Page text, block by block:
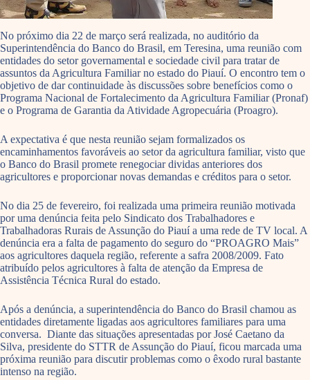
No próximo dia 22 de março será realizada, no auditório da
Superintendência do Banco do Brasil, em Teresina, uma reunião com
entidades do setor governamental e sociedade civil para tratar de
assuntos da Agricultura Familiar no estado do Piauí. O encontro tem o
objetivo de dar continuidade às discussões sobre benefícios como o
Programa Nacional de Fortalecimento da Agricultura Familiar (Pronaf)
e o Programa de Garantia da Atividade Agropecuária (Proagro).
A expectativa é que nesta reunião sejam formalizados os
encaminhamentos favoráveis ao setor da agricultura familiar, visto que
o Banco do Brasil promete renegociar dividas anteriores dos
agricultores e proporcionar novas demandas e créditos para o setor.
No dia 25 de fevereiro, foi realizada uma primeira reunião motivada
por uma denúncia feita pelo Sindicato dos Trabalhadores e
Trabalhadoras Rurais de Assunção do Piauí a uma rede de TV local. A
denúncia era a falta de pagamento do seguro do “PROAGRO Mais”
aos agricultores daquela região, referente a safra 2008/2009. Fato
atribuído pelos agricultores à falta de atenção da Empresa de
Assistência Técnica Rural do estado.
Após a denúncia, a superintendência do Banco do Brasil chamou as
entidades diretamente ligadas aos agricultores familiares para uma
conversa. Diante das situações apresentadas por José Caetano da
Silva, presidente do STTR de Assunção do Piauí, ficou marcada uma
próxima reunião para discutir problemas como o êxodo rural bastante
intenso na região.